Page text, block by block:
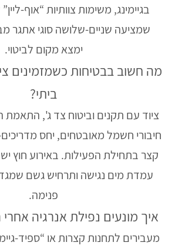
בגיימינג, משימות צוותיות “אוף-
שמציעה שניים-שלושה סוגי אתגר
ימצא מקום לביטוי.
מה חשוב בבטיחות כשמזמינים
ביתי?
ציוד עם תקנים וביטוח צד ג',
חיבורי חשמל מאובטחים, יחס מדריכים-
קצר בתחילת הפעילות. באירוע חוץ יש
עמדת מים נגישה ותרחיש גשם
פנימה.
איך מונעים נפילת אנרגיה